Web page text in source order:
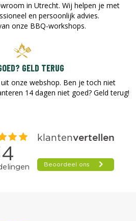
in Utrecht. Wij helpen je met
en persoonlijk advies.
onze BBQ-workshops.
GELD TERUG
onze webshop. Ben je toch niet
14 dagen niet goed? Geld terug!​